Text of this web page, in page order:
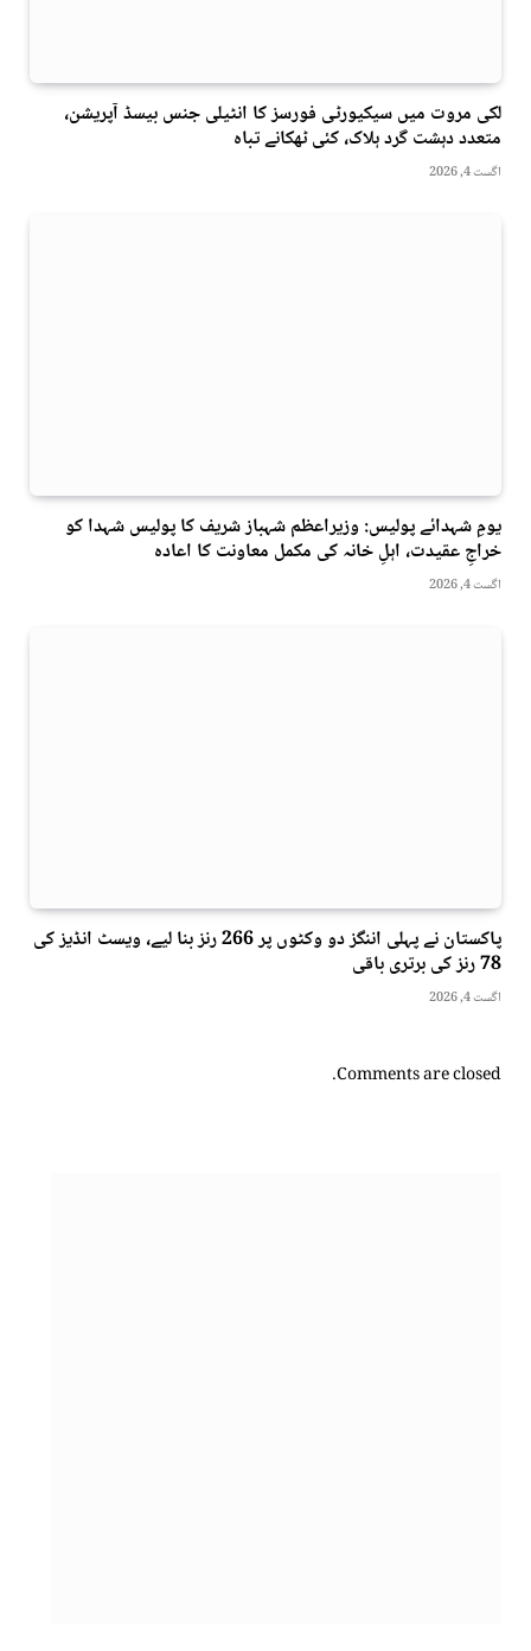
لکی مروت میں سیکیورٹی فورسز کا انٹیلی جنس بیسڈ آپریشن،
متعدد دہشت گرد ہلاک، کئی ٹھکانے تباہ
اگست 4, 2026
یومِ شہدائے پولیس: وزیراعظم شہباز شریف کا پولیس شہدا کو
خراجِ عقیدت، اہلِ خانہ کی مکمل معاونت کا اعادہ
اگست 4, 2026
پاکستان نے پہلی اننگز دو وکٹوں پر 266 رنز بنا لیے، ویسٹ انڈیز کی
78 رنز کی برتری باقی
اگست 4, 2026
Comments are closed.